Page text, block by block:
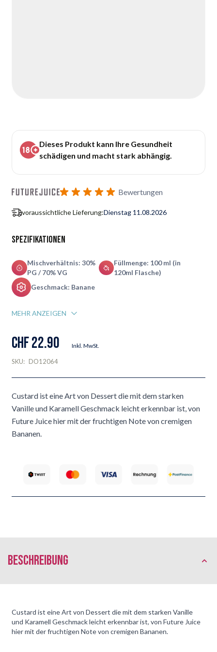
Dieses Produkt kann Ihre Gesundheit
schädigen und macht stark abhängig.
Bewertungen
voraussichtliche Lieferung:Dienstag 11.08.2026
Spezifikationen
Mischverhältnis: 30%
PG / 70% VG
Füllmenge: 100 ml (in
120ml Flasche)
Geschmack: Banane
MEHR ANZEIGEN
CHF 22.90 Inkl. MwSt.
SKU: DO12064
Custard ist eine Art von Dessert die mit dem starken
Vanille und Karamell Geschmack leicht erkennbar ist, von
Future Juice hier mit der fruchtigen Note von cremigen
Bananen.
Beschreibung
Custard ist eine Art von Dessert die mit dem starken Vanille
und Karamell Geschmack leicht erkennbar ist, von Future Juice
hier mit der fruchtigen Note von cremigen Bananen.